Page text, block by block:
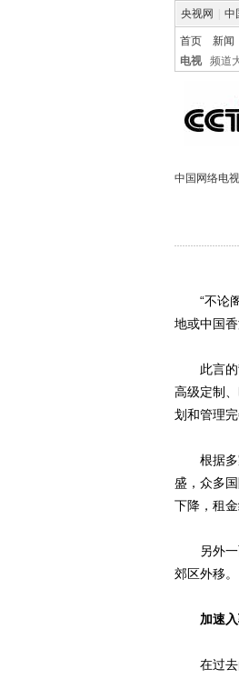
央视网 中
首页 新闻
电视
频道
中国网络电
“不论阁
地或中国
此言的背
高级定制
划和管理
根据多家
盛，众多
下降，租
另外一面
郊区外移。
加速
在过去的